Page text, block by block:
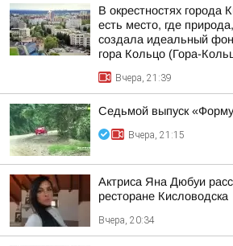
В окрестностях города
есть место, где
создала идеальный
гора Кольцо (Гора-
Вчера, 21:39
Седьмой выпуск
Вчера, 21:15
Актриса Яна Дюбуи
ресторане Кисловодска
Вчера, 20:34